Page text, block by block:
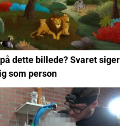
dette billede? Svaret siger
som person